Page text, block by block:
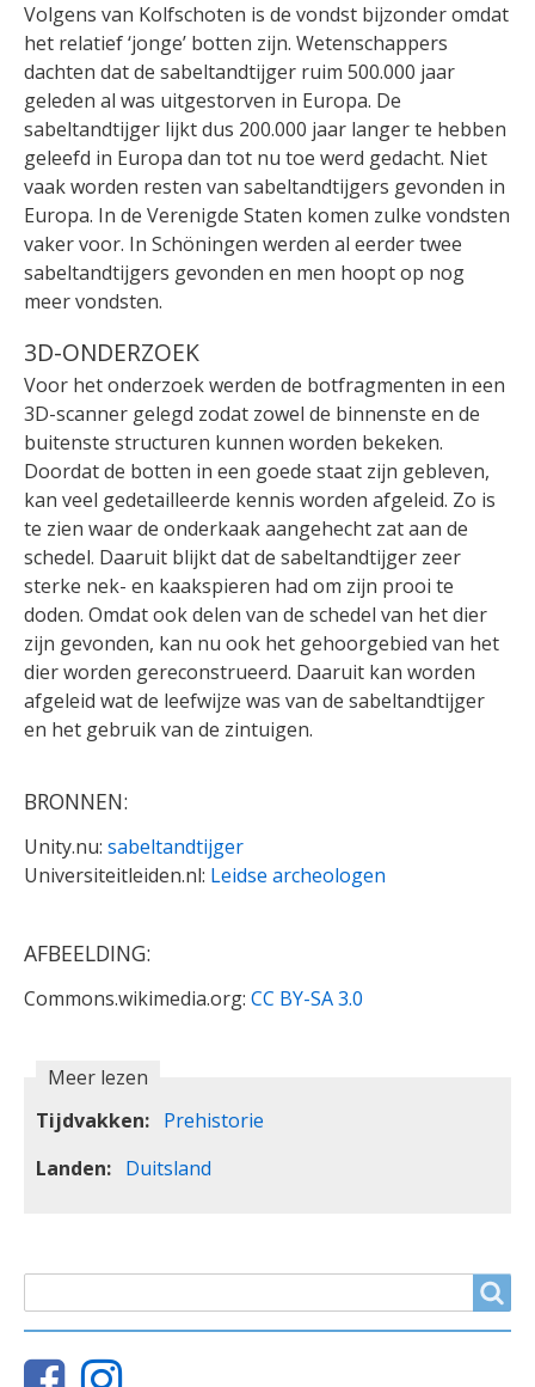
Volgens van Kolfschoten is de vondst bijzonder omdat
het relatief ‘jonge’ botten zijn. Wetenschappers
dachten dat de sabeltandtijger ruim 500.000 jaar
geleden al was uitgestorven in Europa. De
sabeltandtijger lijkt dus 200.000 jaar langer te hebben
geleefd in Europa dan tot nu toe werd gedacht. Niet
vaak worden resten van sabeltandtijgers gevonden in
Europa. In de Verenigde Staten komen zulke vondsten
vaker voor. In Schöningen werden al eerder twee
sabeltandtijgers gevonden en men hoopt op nog
meer vondsten.
3D-ONDERZOEK
Voor het onderzoek werden de botfragmenten in een
3D-scanner gelegd zodat zowel de binnenste en de
buitenste structuren kunnen worden bekeken.
Doordat de botten in een goede staat zijn gebleven,
kan veel gedetailleerde kennis worden afgeleid. Zo is
te zien waar de onderkaak aangehecht zat aan de
schedel. Daaruit blijkt dat de sabeltandtijger zeer
sterke nek- en kaakspieren had om zijn prooi te
doden. Omdat ook delen van de schedel van het dier
zijn gevonden, kan nu ook het gehoorgebied van het
dier worden gereconstrueerd. Daaruit kan worden
afgeleid wat de leefwijze was van de sabeltandtijger
en het gebruik van de zintuigen.
BRONNEN:
Unity.nu: sabeltandtijger
Universiteitleiden.nl: Leidse archeologen
AFBEELDING:
Commons.wikimedia.org: CC BY-SA 3.0
Meer lezen
Tijdvakken
Prehistorie
Landen
Duitsland
ZOEKVELD